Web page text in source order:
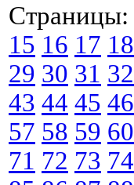
Страницы:
15 16 17 18
29 30 31 32
43 44 45 46
57 58 59 60
71 72 73 74